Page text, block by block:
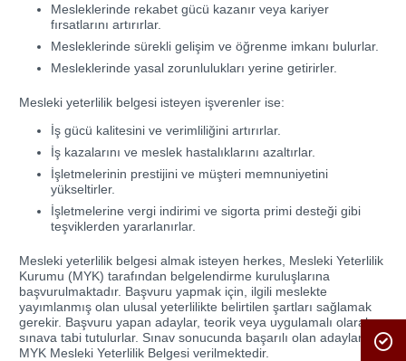
Mesleklerinde rekabet gücü kazanır veya kariyer
fırsatlarını artırırlar.
Mesleklerinde sürekli gelişim ve öğrenme imkanı bulurlar.
Mesleklerinde yasal zorunlulukları yerine getirirler.
Mesleki yeterlilik belgesi isteyen işverenler ise:
İş gücü kalitesini ve verimliliğini artırırlar.
İş kazalarını ve meslek hastalıklarını azaltırlar.
İşletmelerinin prestijini ve müşteri memnuniyetini
yükseltirler.
İşletmelerine vergi indirimi ve sigorta primi desteği gibi
teşviklerden yararlanırlar.
Mesleki yeterlilik belgesi almak isteyen herkes, Mesleki Yeterlilik
Kurumu (MYK) tarafından belgelendirme kuruluşlarına
başvurulmaktadır. Başvuru yapmak için, ilgili meslekte
yayımlanmış olan ulusal yeterlilikte belirtilen şartları sağlamak
gerekir. Başvuru yapan adaylar, teorik veya uygulamalı olarak
sınava tabi tutulurlar. Sınav sonucunda başarılı olan adaylara
MYK Mesleki Yeterlilik Belgesi verilmektedir.